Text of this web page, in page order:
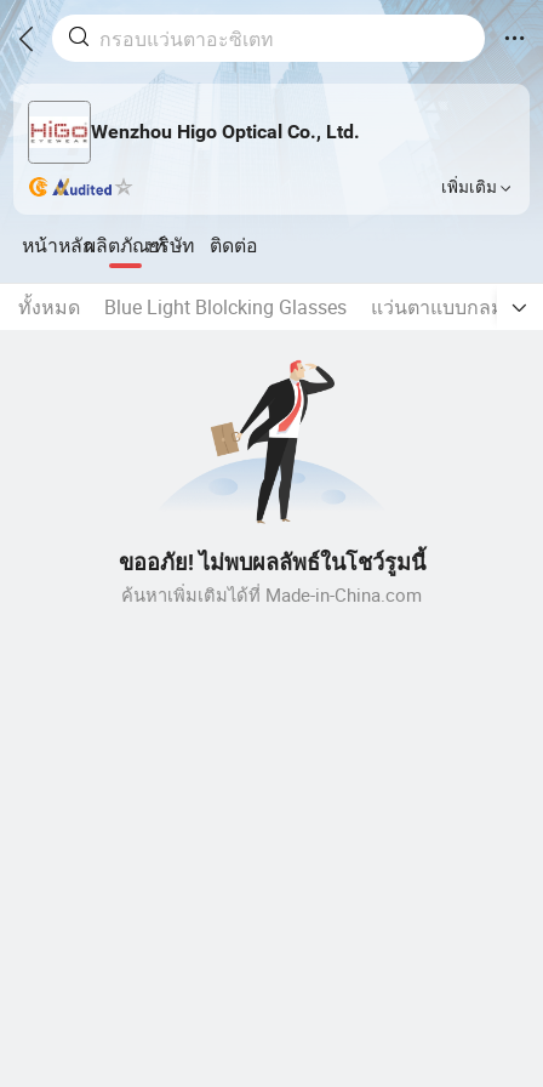
Wenzhou Higo Optical Co., Ltd.
เพิ่มเติม
หน้าหลักผลิตภัณฑ์บริษัท ติดต่อ
ทั้งหมด Blue Light Blolcking Glasses แว่นตาแบบกลม
ขออภัย! ไม่พบผลลัพธ์ในโชว์รูมนี้
ค้นหาเพิ่มเติมได้ที่ Made-in-China.com